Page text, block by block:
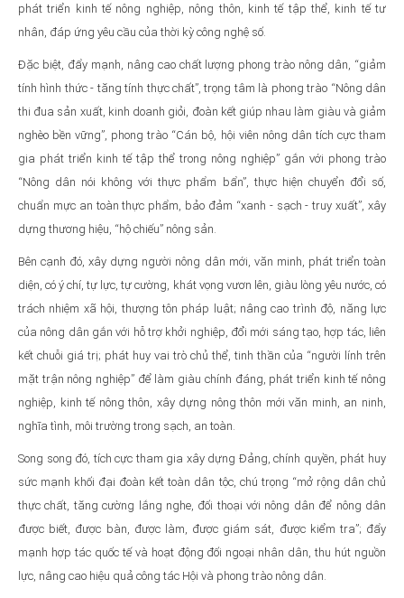
phát triển kinh tế nông nghiệp, nông thôn, kinh tế tập thể, kinh tế tư
nhân, đáp ứng yêu cầu của thời kỳ công nghệ số.
Đặc biệt, đẩy mạnh, nâng cao chất lượng phong trào nông dân, “giảm
tính hình thức - tăng tính thực chất”, trọng tâm là phong trào “Nông dân
thi đua sản xuất, kinh doanh giỏi, đoàn kết giúp nhau làm giàu và giảm
nghèo bền vững”, phong trào “Cán bộ, hội viên nông dân tích cực tham
gia phát triển kinh tế tập thể trong nông nghiệp” gắn với phong trào
“Nông dân nói không với thực phẩm bẩn”, thực hiện chuyển đổi số,
chuẩn mực an toàn thực phẩm, bảo đảm “xanh - sạch - truy xuất”, xây
dựng thương hiệu, “hộ chiếu” nông sản.
Bên cạnh đó, xây dựng người nông dân mới, văn minh, phát triển toàn
diện, có ý chí, tự lực, tự cường, khát vọng vươn lên, giàu lòng yêu nước, có
trách nhiệm xã hội, thượng tôn pháp luật; nâng cao trình độ, năng lực
của nông dân gắn với hỗ trợ khởi nghiệp, đổi mới sáng tạo, hợp tác, liên
kết chuỗi giá trị; phát huy vai trò chủ thể, tinh thần của “người lính trên
mặt trận nông nghiệp” để làm giàu chính đáng, phát triển kinh tế nông
nghiệp, kinh tế nông thôn, xây dựng nông thôn mới văn minh, an ninh,
nghĩa tình, môi trường trong sạch, an toàn.
Song song đó, tích cực tham gia xây dựng Đảng, chính quyền, phát huy
sức mạnh khối đại đoàn kết toàn dân tộc, chú trọng “mở rộng dân chủ
thực chất, tăng cường lắng nghe, đối thoại với nông dân để nông dân
được biết, được bàn, được làm, được giám sát, được kiểm tra”; đẩy
mạnh hợp tác quốc tế và hoạt động đối ngoại nhân dân, thu hút nguồn
lực, nâng cao hiệu quả công tác Hội và phong trào nông dân.